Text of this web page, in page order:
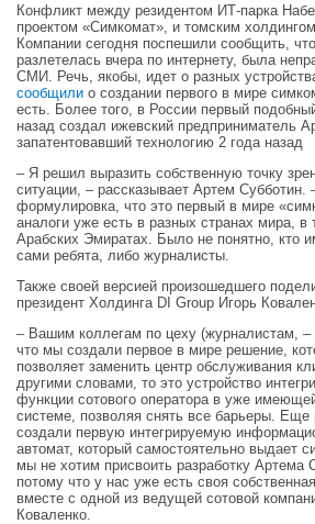
Конфликт между резидентом ИТ-парка
проектом «Симкомат», и томским
Компании сегодня поспешили сообщить,
разлетелась вчера по интернету, была
СМИ. Речь, якобы, идет о разных
сообщили о создании первого в мире
есть. Более того, в России первый
назад создал ижевский предприниматель
запатентовавший технологию 2 года назад
– Я решил выразить собственную точку
ситуации, – рассказывает Артем
формулировка, что это первый в мире
аналоги уже есть в разных странах мира,
Арабских Эмиратах. Было не понятно, кто
сами ребята, либо журналисты.
Также своей версией произошедшего
президент Холдинга DI Group Игорь
– Вашим коллегам по цеху (журналистам, –
что мы создали первое в мире решение,
позволяет заменить центр обслуживания
другими словами, то это устройство
функции сотового оператора в уже
системе, позволяя снять все барьеры.
создали первую интегрируемую
автомат, который самостоятельно выдает
мы не хотим присвоить разработку Артема
потому что у нас уже есть своя
вместе с одной из ведущей сотовой
Коваленко.